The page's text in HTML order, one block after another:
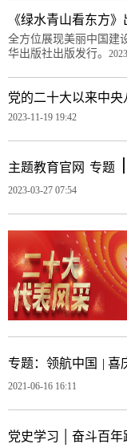
《绿水青山看东方
全方位展现美丽中国建
华出版社出版发行。
党的二十大以来中
2023-11-19 19:42
主题教育官网 专题
2023-03-27 07:54
专题：领航中国 | 喜
2021-06-16 16:11
党史学习 | 奋斗百年